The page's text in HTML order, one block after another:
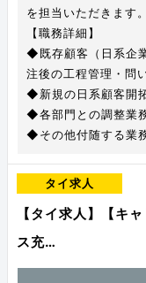
を担当いただきます。
【職務詳細】
◆既存顧客（日系企
注後の工程管理・問
◆新規の日系顧客開
◆各部門との調整業
◆その他付随する業
タイ求人
【タイ求人】【キ
ス充…